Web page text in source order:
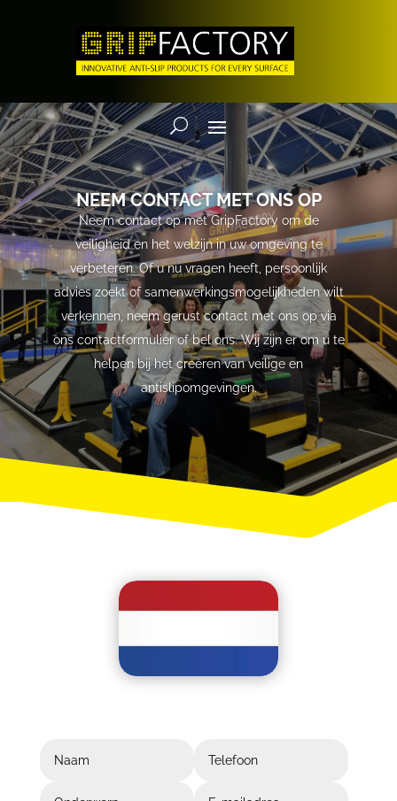
NEEM CONTACT MET ONS OP
Neem contact op met GripFactory om de
veiligheid en het welzijn in uw omgeving te
verbeteren. Of u nu vragen heeft, persoonlijk
advies zoekt of samenwerkingsmogelijkheden wilt
verkennen, neem gerust contact met ons op via
ons contactformulier of bel ons. Wij zijn er om u te
helpen bij het creëren van veilige en
antislipomgevingen.